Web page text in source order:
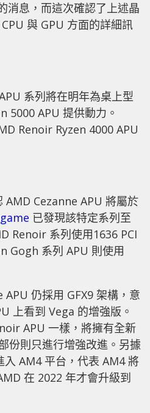
消息，而這次確認了上述晶
與 GPU 方面的詳細訊
系列將在明年為桌上型
5000 APU 提供動力。
Renoir Ryzen 4000 APU
AMD Cezanne APU 將屬於
已發現該特定系列至
Renoir 系列使用1636 PCI
Gogh 系列 APU 則使用
仍採用 GFX9 架構，意
上看到 Vega 的增強版。
APU 一樣，將擁有全新
份則只進行增強改進。另據
AM4 平台，代表 AM4 將
在 2022 年才會升級到